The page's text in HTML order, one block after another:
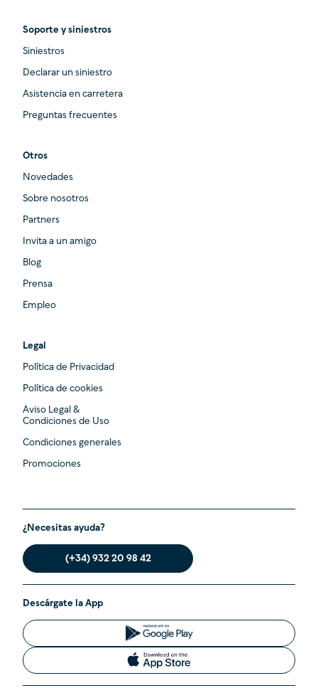
Soporte y siniestros
Siniestros
Declarar un siniestro
Asistencia en carretera
Preguntas frecuentes
Otros
Novedades
Sobre nosotros
Partners
Invita a un amigo
Blog
Prensa
Empleo
Legal
Política de Privacidad
Política de cookies
Aviso Legal &
Condiciones de Uso
Condiciones generales
Promociones
¿Necesitas ayuda?
(+34) 932 20 98 42
Descárgate la App